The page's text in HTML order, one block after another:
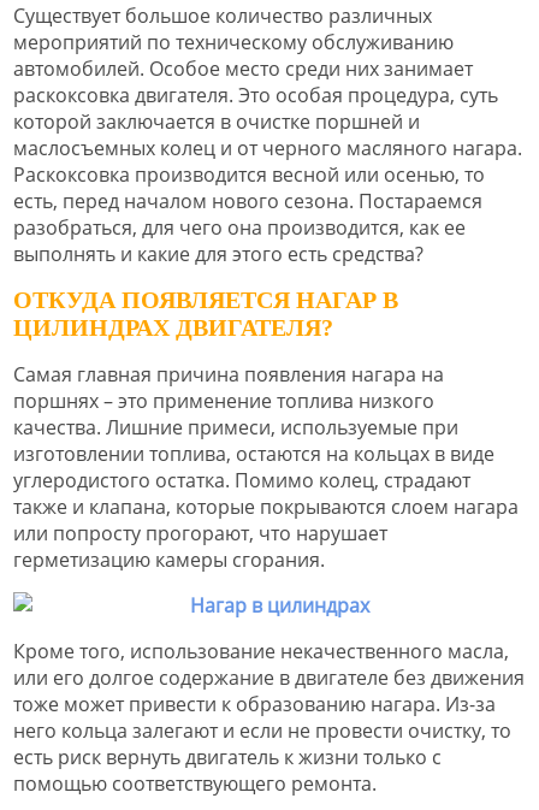
Существует большое количество различных
мероприятий по техническому обслуживанию
автомобилей. Особое место среди них занимает
раскоксовка двигателя. Это особая процедура, суть
которой заключается в очистке поршней и
маслосъемных колец и от черного масляного нагара.
Раскоксовка производится весной или осенью, то
есть, перед началом нового сезона. Постараемся
разобраться, для чего она производится, как ее
выполнять и какие для этого есть средства?
ОТКУДА ПОЯВЛЯЕТСЯ НАГАР В
ЦИЛИНДРАХ ДВИГАТЕЛЯ?
Самая главная причина появления нагара на
поршнях – это применение топлива низкого
качества. Лишние примеси, используемые при
изготовлении топлива, остаются на кольцах в виде
углеродистого остатка. Помимо колец, страдают
также и клапана, которые покрываются слоем нагара
или попросту прогорают, что нарушает
герметизацию камеры сгорания.
Кроме того, использование некачественного масла,
или его долгое содержание в двигателе без движения
тоже может привести к образованию нагара. Из-за
него кольца залегают и если не провести очистку, то
есть риск вернуть двигатель к жизни только с
помощью соответствующего ремонта.